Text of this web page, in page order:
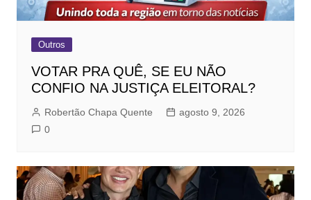
Outros
VOTAR PRA QUÊ, SE EU NÃO
CONFIO NA JUSTIÇA ELEITORAL?
Robertão Chapa Quente
agosto 9, 2026
0